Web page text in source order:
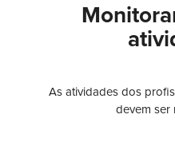
As atividades dos
devem ser